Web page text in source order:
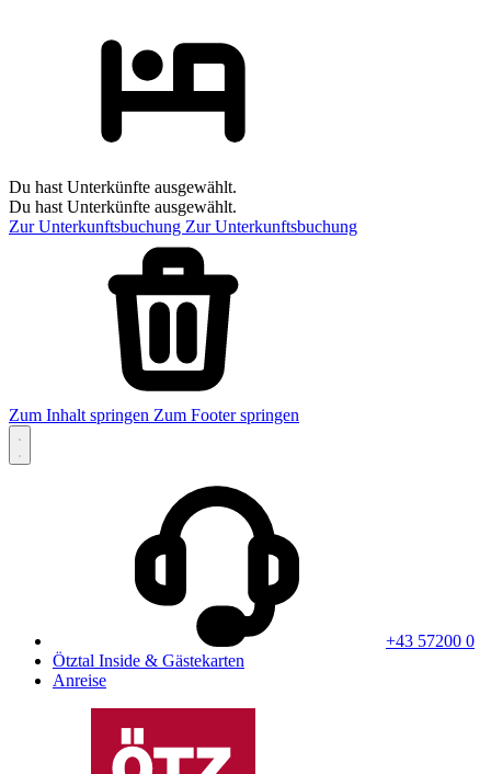
Du hast Unterkünfte ausgewählt.
Du hast Unterkünfte ausgewählt.
Zur Unterkunftsbuchung Zur Unterkunftsbuchung
Zum Inhalt springen Zum Footer springen
+43 57200 0
Ötztal Inside & Gästekarten
Anreise